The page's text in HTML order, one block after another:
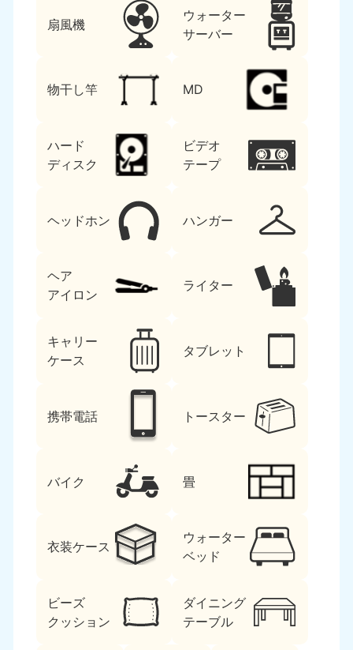
扇風機
ウォーター
サーバー
物干し竿 MD
ハード
ディスク
ビデオ
テープ
ヘッドホン ハンガー
ヘア
アイロン
ライター
キャリー
ケース
タブレット
携帯電話 トースター
バイク 畳
衣装ケース
ウォーター
ベッド
ビーズ
クッション
ダイニング
テーブル